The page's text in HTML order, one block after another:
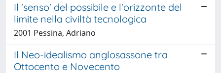
Il 'senso' del possibile e l'orizzonte del
limite nella civiltà tecnologica
2001 Pessina, Adriano
Il Neo-idealismo anglosassone tra
Ottocento e Novecento